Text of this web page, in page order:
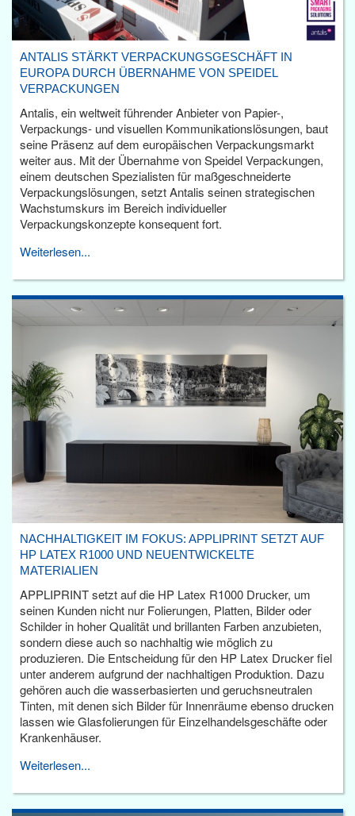
ANTALIS STÄRKT VERPACKUNGSGESCHÄFT IN
EUROPA DURCH ÜBERNAHME VON SPEIDEL
VERPACKUNGEN
Antalis, ein weltweit führender Anbieter von Papier-,
Verpackungs- und visuellen Kommunikationslösungen, baut
seine Präsenz auf dem europäischen Verpackungsmarkt
weiter aus. Mit der Übernahme von Speidel Verpackungen,
einem deutschen Spezialisten für maßgeschneiderte
Verpackungslösungen, setzt Antalis seinen strategischen
Wachstumskurs im Bereich individueller
Verpackungskonzepte konsequent fort.
Weiterlesen...
NACHHALTIGKEIT IM FOKUS: APPLIPRINT SETZT AUF
HP LATEX R1000 UND NEUENTWICKELTE
MATERIALIEN
APPLIPRINT setzt auf die HP Latex R1000 Drucker, um
seinen Kunden nicht nur Folierungen, Platten, Bilder oder
Schilder in hoher Qualität und brillanten Farben anzubieten,
sondern diese auch so nachhaltig wie möglich zu
produzieren. Die Entscheidung für den HP Latex Drucker fiel
unter anderem aufgrund der nachhaltigen Produktion. Dazu
gehören auch die wasserbasierten und geruchsneutralen
Tinten, mit denen sich Bilder für Innenräume ebenso drucken
lassen wie Glasfolierungen für Einzelhandelsgeschäfte oder
Krankenhäuser.
Weiterlesen...